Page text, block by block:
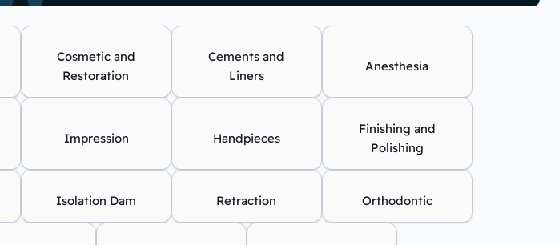
Anesthesia
Cements and
Liners
Cosmetic and
Restoration
Finishing and
Polishing
Handpieces
Impression
Orthodontic
Retraction
Isolation Dam